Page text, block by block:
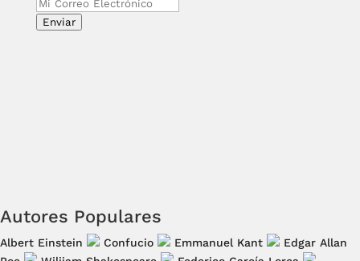
Enviar
Autores Populares
Albert Einstein Confucio Emmanuel Kant
Edgar Allan